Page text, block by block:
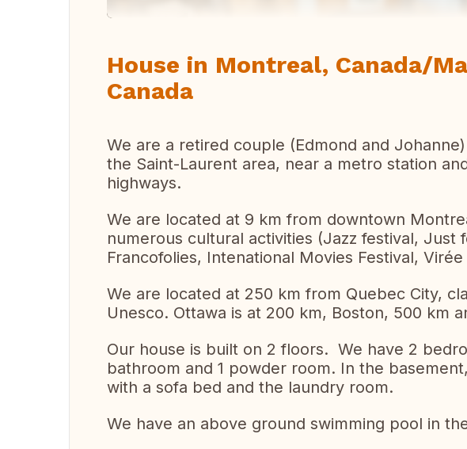
House in Montreal, Canada/
Canada
We are a retired couple (Edmond and
the Saint-Laurent area, near a metro station
highways.
We are located at 9 km from downtown
numerous cultural activities (Jazz festival, Just
Francofolies, Intenational Movies Festival,
We are located at 250 km from Quebec City,
Unesco. Ottawa is at 200 km, Boston, 500 km
Our house is built on 2 floors. We have 2
bathroom and 1 powder room. In the
with a sofa bed and the laundry room.
We have an above ground swimming pool in